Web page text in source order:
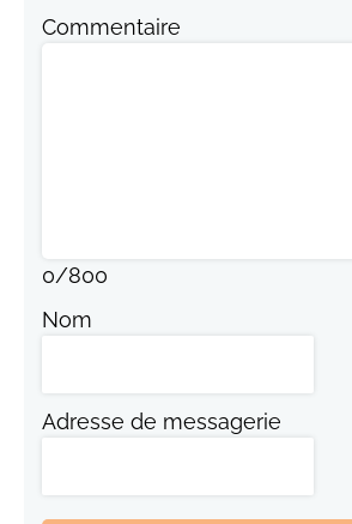
Commentaire
0/800
Nom
Adresse de messagerie